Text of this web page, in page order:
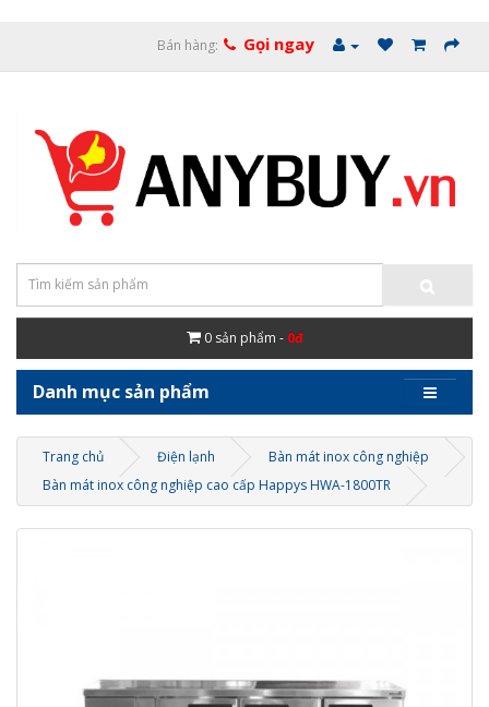
Bán hàng: Gọi ngay
0 sản phẩm - 0đ
Danh mục sản phẩm
Trang chủ Điện lạnh
Bàn mát inox công nghiệp
Bàn mát inox công nghiệp cao cấp Happys HWA-1800TR